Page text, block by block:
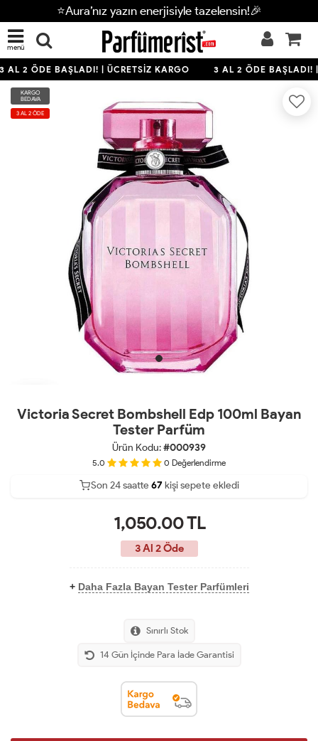
⭐Aura’nız yazın enerjisiyle tazelensin!🎉
menü
AL 2 ÖDE BAŞLADI! | ÜCRETSİZ KARGO 3 AL 2 ÖDE BAŞLADI! |
KARGO
BEDAVA
3 AL 2 ÖDE
Victoria Secret Bombshell Edp 100ml Bayan
Tester Parfüm
Ürün Kodu:#000939
5.0 0 Değerlendirme
35
Son 24 saatte 69 kişi sepete ekledi
15
1,050.00TL
3 Al 2 Öde
+ Daha Fazla Bayan Tester Parfümleri
Sınırlı Stok
14 Gün İçinde Para İade Garantisi